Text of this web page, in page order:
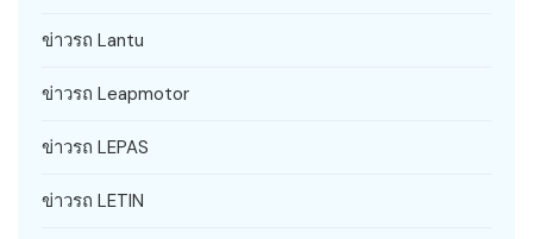
ข่าวรถ Lantu
ข่าวรถ Leapmotor
ข่าวรถ LEPAS
ข่าวรถ LETIN